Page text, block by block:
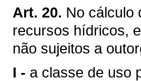
Art. 20. No cálculo
recursos hídricos,
não sujeitos a
I - a classe de uso